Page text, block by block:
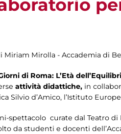
Miriam Mirolla - Accademia di
di Roma: L’Età
attività didattiche, in
Silvio d’Amico, l’Istituto
spettacolo curate dal Teatro di
da studenti e docenti